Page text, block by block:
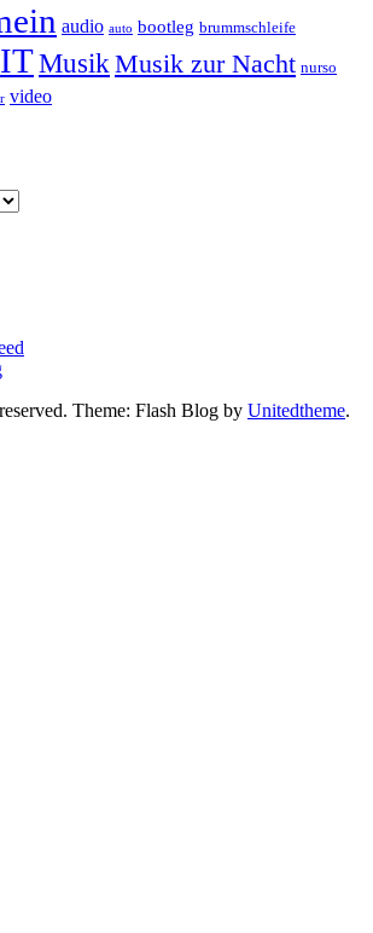
audio auto bootleg brummschleife
ITMusikMusik zur Nacht nurso
video
Theme: Flash Blog by Unitedtheme.